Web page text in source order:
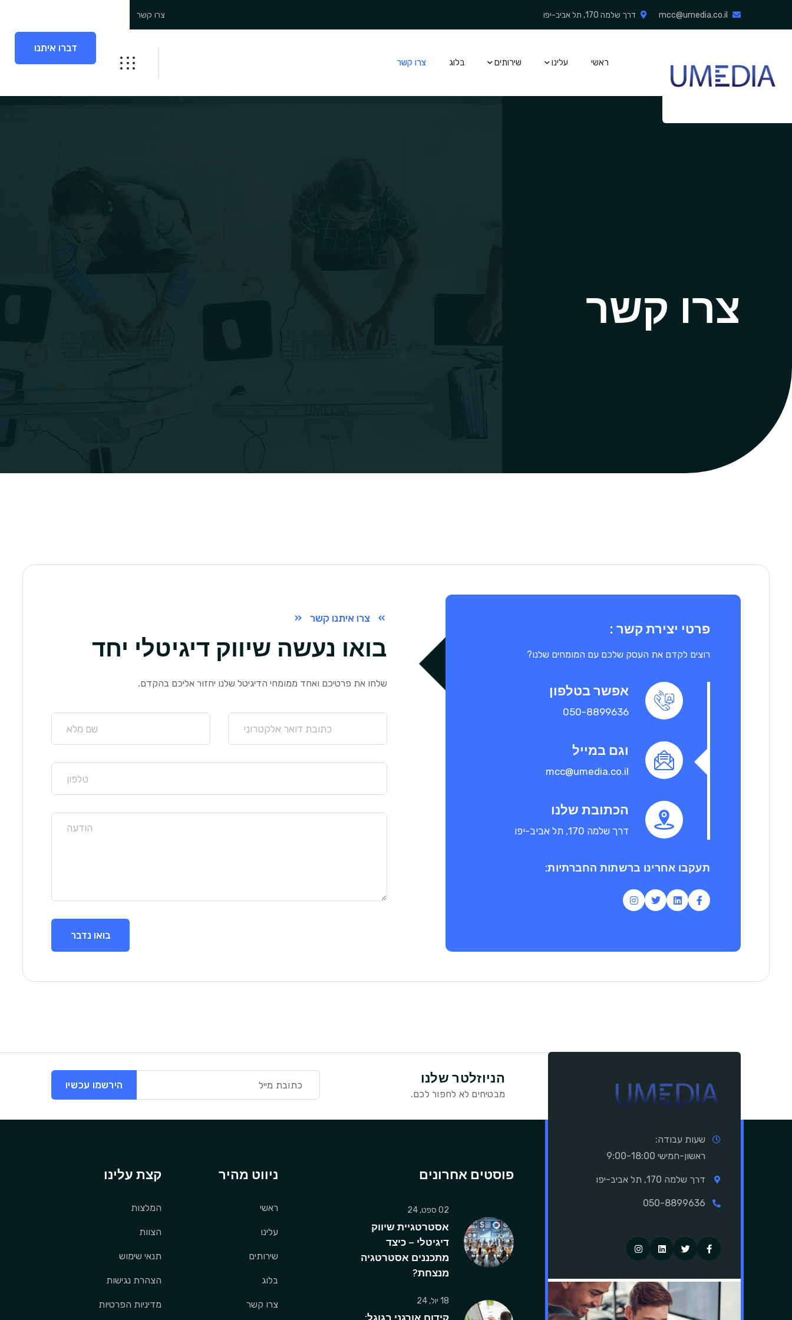
mcc@umedia.co.il דרך שלמה 170, תל אביב-יפו צרו קשר
ראשי עלינו שירותים בלוג צרו קשר
דברו איתנו
צרו קשר
פרטי יצירת קשר :
רוצים לקדם את העסק שלכם עם המומחים שלנו?
אפשר בטלפון
050-8899636
וגם במייל
mcc@umedia.co.il
הכתובת שלנו
דרך שלמה 170, תל אביב-יפו
תעקבו אחרינו ברשתות החברתיות:
צרו איתנו קשר
בואו נעשה שיווק דיגיטלי יחד
שלחו את פרטיכם ואחד ממומחי הדיגיטל שלנו יחזור אליכם בהקדם.
בואו נדבר
הניוזלטר שלנו
מבטיחים לא לחפור לכם.
הירשמו עכשיו
שעות עבודה:
ראשון-חמישי 9:00-18:00
דרך שלמה 170, תל אביב-יפו
050-8899636
פוסטים אחרונים
02 ספט, 24
אסטרטגיית שיווק
דיגיטלי – כיצד
מתכננים אסטרטגיה
מנצחת?
18 יול, 24
קידום אורגני בגוגל:
ניווט מהיר
ראשי
עלינו
שירותים
בלוג
צרו קשר
קצת עלינו
המלצות
הצוות
תנאי שימוש
הצהרת נגישות
מדיניות הפרטיות